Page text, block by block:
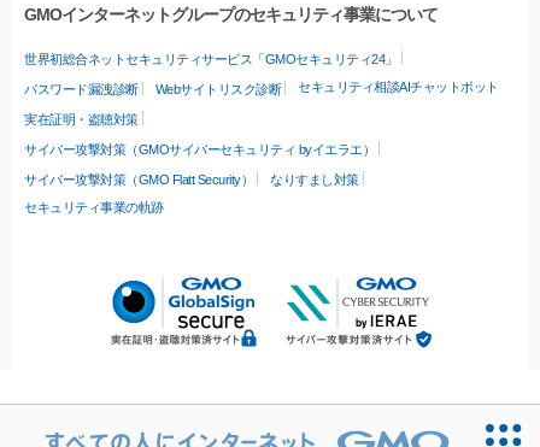
GMOインターネットグループのセキュリティ事業について
世界初総合ネットセキュリティサービス「GMOセキュリティ24」
パスワード漏洩診断 Webサイトリスク診断 セキュリティ相談AIチャットボット
実在証明・盗聴対策
サイバー攻撃対策（GMOサイバーセキュリティ byイエラエ）
サイバー攻撃対策（GMO Flatt Security）
なりすまし対策
セキュリティ事業の軌跡